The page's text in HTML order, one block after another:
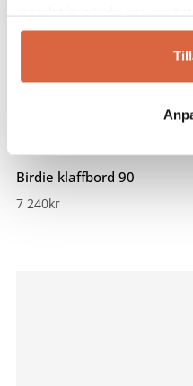
Birdie klaffbord 90
7 240kr